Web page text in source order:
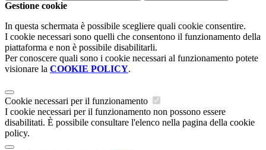
Gestione cookie
In questa schermata è possibile scegliere quali cookie consentire.
I cookie necessari sono quelli che consentono il funzionamento della
piattaforma e non è possibile disabilitarli.
Per conoscere quali sono i cookie necessari al funzionamento potete
visionare la COOKIE POLICY.
Cookie necessari per il funzionamento
I cookie necessari per il funzionamento non possono essere
disabilitati. È possibile consultare l'elenco nella pagina della cookie
policy.